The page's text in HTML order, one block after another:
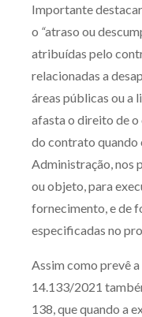
Importante
o “atraso ou
atribuídas pelo
relacionadas a
áreas públicas ou a
afasta o direito de
do contrato quando
Administração, nos
ou objeto, para
fornecimento, e de
especificadas no
Assim como prevê a
14.133/2021
138, que quando a